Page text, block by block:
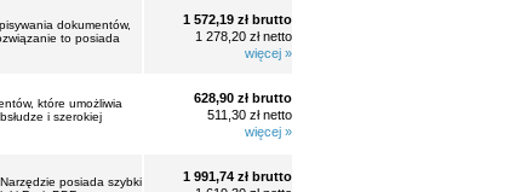
dokumentów,
to posiada
1 572,19 zł brutto
1 278,20 zł netto
więcej »
które umożliwia
i szerokiej
628,90 zł brutto
511,30 zł netto
więcej »
posiada szybki
1 991,74 zł brutto